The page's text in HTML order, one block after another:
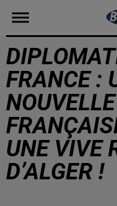
FRANCE :
UNE VIVE
D’ALGER !